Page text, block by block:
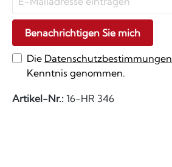
Benachrichtigen Sie mich
Die Datenschutzbestimmungen
Kenntnis genommen.
Artikel-Nr.: 16-HR 346